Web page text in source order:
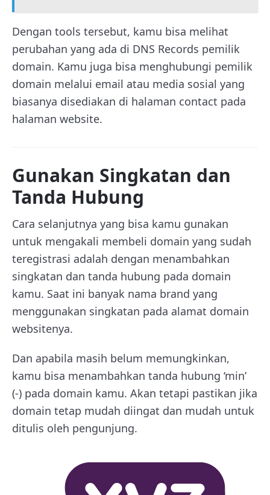
Dengan tools tersebut, kamu bisa melihat
perubahan yang ada di DNS Records pemilik
domain. Kamu juga bisa menghubungi pemilik
domain melalui email atau media sosial yang
biasanya disediakan di halaman contact pada
halaman website.
Gunakan Singkatan dan
Tanda Hubung
Cara selanjutnya yang bisa kamu gunakan
untuk mengakali membeli domain yang sudah
teregistrasi adalah dengan menambahkan
singkatan dan tanda hubung pada domain
kamu. Saat ini banyak nama brand yang
menggunakan singkatan pada alamat domain
websitenya.
Dan apabila masih belum memungkinkan,
kamu bisa menambahkan tanda hubung ‘min’
(-) pada domain kamu. Akan tetapi pastikan jika
domain tetap mudah diingat dan mudah untuk
ditulis oleh pengunjung.